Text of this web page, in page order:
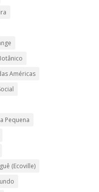
Américas
Pequena
(Ecoville)